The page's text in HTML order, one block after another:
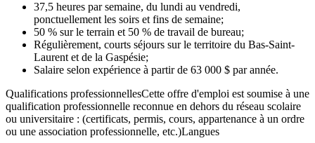
37,5 heures par semaine, du lundi au vendredi,
ponctuellement les soirs et fins de semaine;
50 % sur le terrain et 50 % de travail de bureau;
Régulièrement, courts séjours sur le territoire du Bas-Saint-
Laurent et de la Gaspésie;
Salaire selon expérience à partir de 63 000 $ par année.
Qualifications professionnellesCette offre d'emploi est soumise à une
qualification professionnelle reconnue en dehors du réseau scolaire
ou universitaire : (certificats, permis, cours, appartenance à un ordre
ou une association professionnelle, etc.)Langues